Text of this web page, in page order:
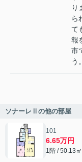
り
ら
て
報
市
う。
ソナーレⅡの他の部屋
101
6.65万円
1階 / 50.13